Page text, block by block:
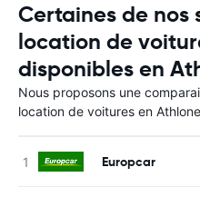
Certaines de nos
location de
disponibles en
Nous proposons une
location de voitures en
Europcar